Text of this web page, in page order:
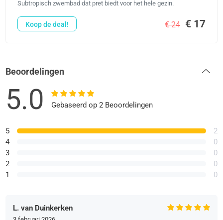
Subtropisch zwembad dat pret biedt voor het hele gezin.
€ 24 € 17
Koop de deal!
Beoordelingen
5.0 Gebaseerd op 2 Beoordelingen
5
4
3
2
1
2
0
0
0
0
L. van Duinkerken